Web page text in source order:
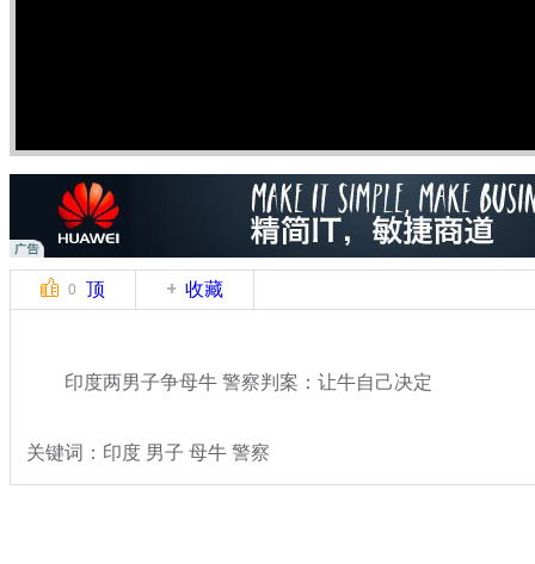
0 顶 收藏
印度两男子争母牛 警察判案：让牛自己决定
关键词：印度 男子 母牛 警察